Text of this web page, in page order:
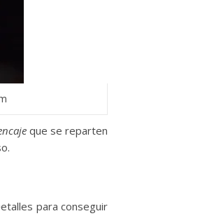
que se reparten
para conseguir